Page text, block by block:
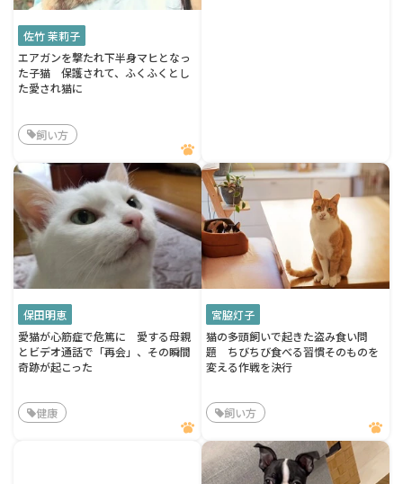
佐竹 茉莉子
エアガンを撃たれ下半身マヒとなっ
た子猫 保護されて、ふくふくとし
た愛され猫に
飼い方
保田明恵
愛猫が心筋症で危篤に 愛する母親
とビデオ通話で「再会」、その瞬間
奇跡が起こった
健康
宮脇灯子
猫の多頭飼いで起きた盗み食い問
題 ちびちび食べる習慣そのものを
変える作戦を決行
飼い方